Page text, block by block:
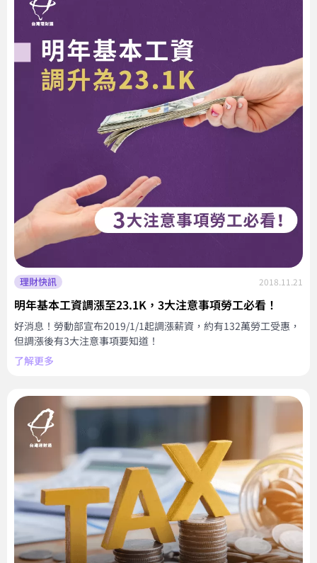
理財快訊 2018.11.21
明年基本工資調漲至23.1K，3大注意事項勞工必看！
好消息！勞動部宣布2019/1/1起調漲薪資，約有132萬勞工受惠，
但調漲後有3大注意事項要知道！
了解更多